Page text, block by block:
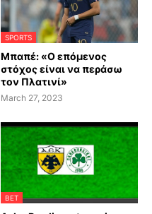
SPORTS
Μπαπέ: «Ο επόμενος
στόχος είναι να περάσω
τον Πλατινί»
March 27, 2023
BET